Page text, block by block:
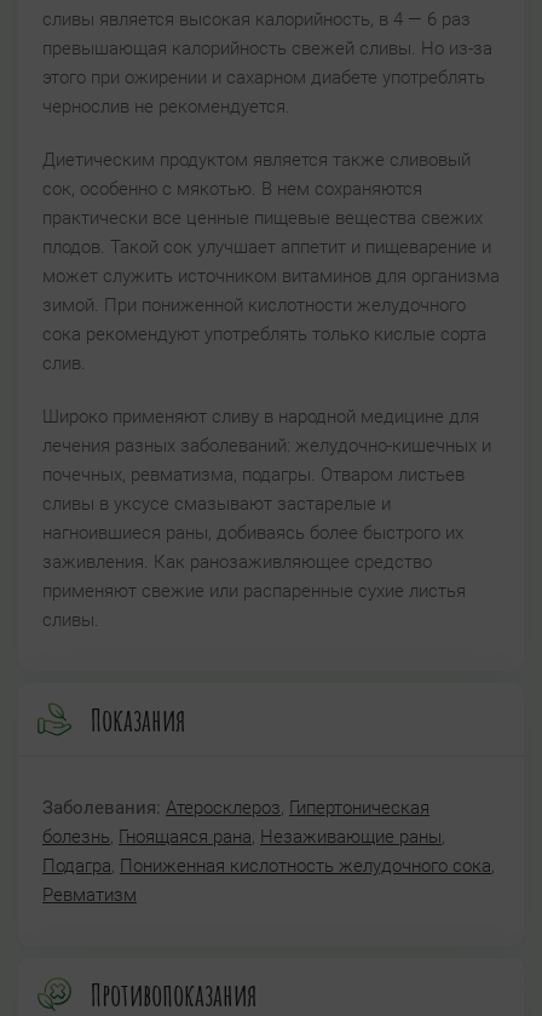
сливы является высокая калорийность, в 4 — 6 раз
превышающая калорийность свежей сливы. Но из-за
этого при ожирении и сахарном диабете употреблять
чернослив не рекомендуется.
Диетическим продуктом является также сливовый
сок, особенно с мякотью. В нем сохраняются
практически все ценные пищевые вещества свежих
плодов. Такой сок улучшает аппетит и пищеварение и
может служить источником витаминов для организма
зимой. При пониженной кислотности желудочного
сока рекомендуют употреблять только кислые сорта
слив.
Широко применяют сливу в народной медицине для
лечения разных заболеваний: желудочно-кишечных и
почечных, ревматизма, подагры. Отваром листьев
сливы в уксусе смазывают застарелые и
нагноившиеся раны, добиваясь более быстрого их
заживления. Как ранозаживляющее средство
применяют свежие или распаренные сухие листья
сливы.
Показания
Заболевания: Атеросклероз, Гипертоническая
болезнь, Гноящаяся рана, Незаживающие раны,
Подагра, Пониженная кислотность желудочного сока,
Ревматизм
Противопоказания